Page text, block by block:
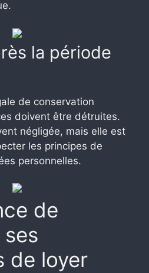
la période
de conservation
doivent être détruites.
négligée, mais elle est
les principes de
personnelles.
de
de loyer